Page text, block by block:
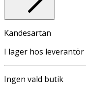
Kandesartan
I lager hos leverantör
Ingen vald butik